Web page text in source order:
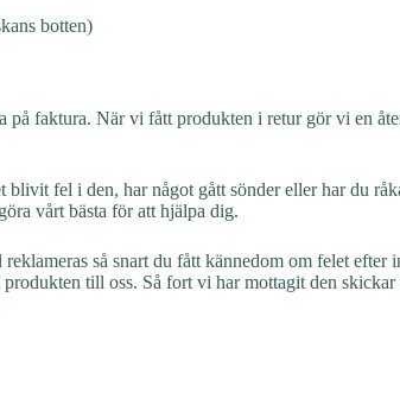
botten)
på faktura. När vi fått produkten i retur gör vi en
fel i den, har något gått sönder eller har du
vårt bästa för att hjälpa dig.
så snart du fått kännedom om felet
till oss. Så fort vi har mottagit den